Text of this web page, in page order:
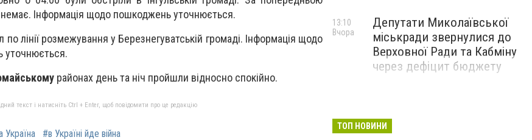
Інформація щодо пошкоджень уточнюється.
лінії розмежування у Березнегуватській громаді. Інформація щодо
уточнюється.
районах день та ніч пройшли відносно спокійно.
текст і натисніть Ctrl + Enter, щоб повідомити про це редакцію
Україна #в Україні йде війна
Депутати Миколаївської
міськради звернулися до
Верховної Ради та Кабміну
через дефіцит бюджету
13:10
Вчора
ТОП НОВИНИ